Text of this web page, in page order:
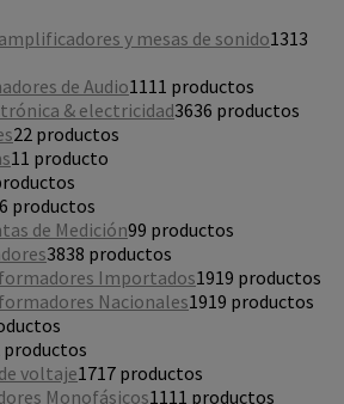
y mesas de sonido1313
de Audio1111 productos
& electricidad3636 productos
22 productos
11 producto
6 productos
de Medición99 productos
3838 productos
Importados1919 productos
Nacionales1919 productos
productos
voltaje1717 productos
Monofásicos1111 productos